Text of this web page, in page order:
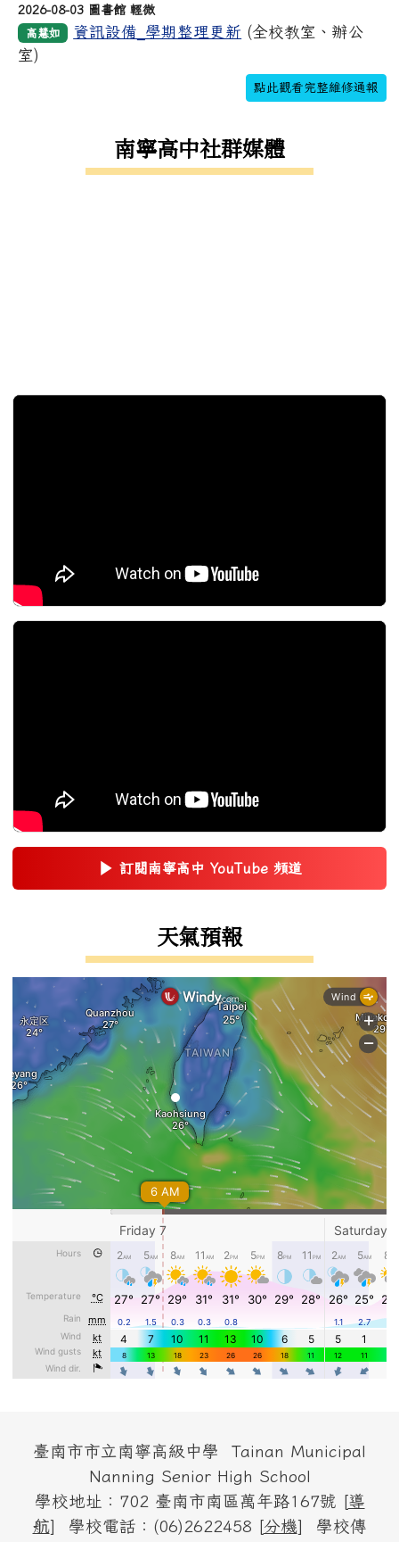
2026-08-03 圖書館 輕微
高慧如
資訊設備_學期整理更新 (全校教室、辦公
室)
點此觀看完整維修通報
南寧高中社群媒體
▶ 訂閱南寧高中 YouTube 頻道
(另開新視窗)
天氣預報
頁尾區域內容
臺南市市立南寧高級中學 Tainan Municipal
Nanning Senior High School
學校地址：702 臺南市南區萬年路167號 [導
航] 學校電話：(06)2622458 [分機] 學校傳